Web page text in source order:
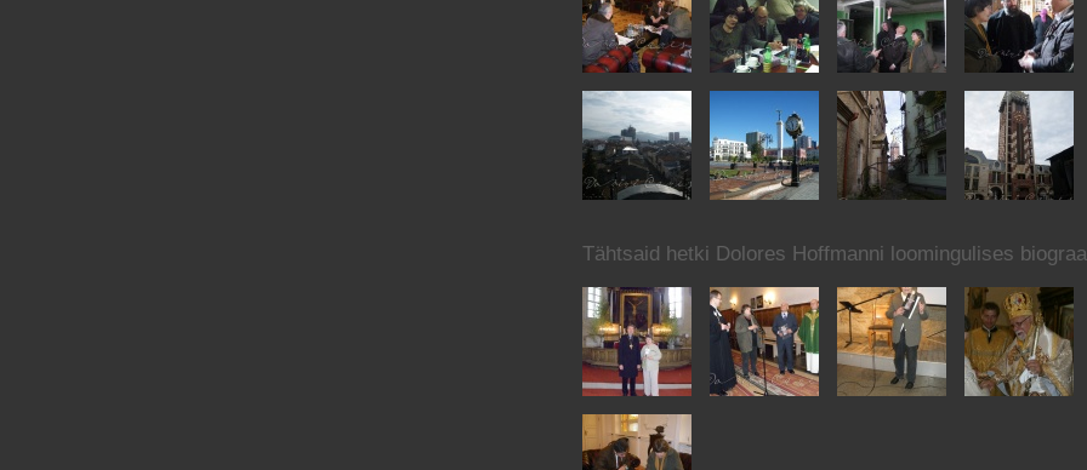
Tähtsaid hetki Dolores Hoffmanni loomingulises